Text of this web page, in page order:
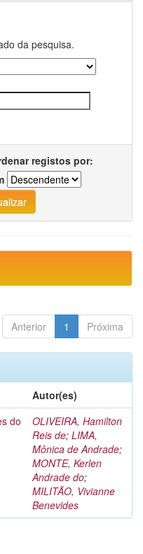
da pesquisa.
registos por:
Anterior 1 Próxima
Autor(es)
do
OLIVEIRA, Hamilton
Reis de; LIMA,
Mônica de Andrade;
MONTE, Kerlen
Andrade do;
MILITÃO, Vivianne
Benevides